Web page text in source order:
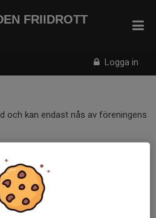
Logga in
FRIIDROTT
och kan endast nås av föreningens